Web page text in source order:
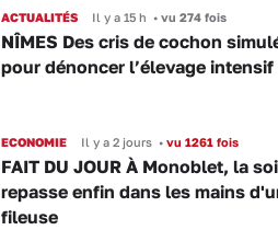
ACTUALITÉS Il y a 15 h •vu 274 fois
NÎMES Des cris de cochon
pour dénoncer l’élevage intensif
ECONOMIE Il y a 2 jours •vu 1261 fois
FAIT DU JOUR À Monoblet, la
repasse enfin dans les mains
fileuse